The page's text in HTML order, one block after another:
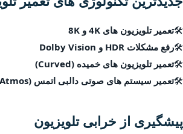
🛠تعمیر تلویزیون های 4K و 8K
🛠رفع مشکلات HDR و Dolby Vision
🛠تعمیر تلویزیون های خمیده (Curved)
🛠تعمیر سیستم های صوتی دالبی اتمس (Dolby Atmos)
پیشگیری از خرابی تلویزیون